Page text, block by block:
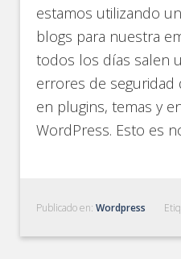
estamos utilizando
blogs para nuestra
todos los días salen
errores de
en plugins, temas y
WordPress. Esto es
Publicado en:Wordpress